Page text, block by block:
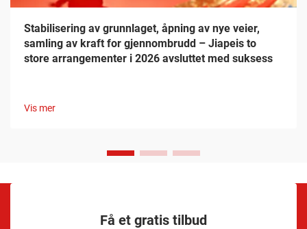
Stabilisering av grunnlaget, åpning av nye veier,
samling av kraft for gjennombrudd – Jiapeis to
store arrangementer i 2026 avsluttet med suksess
Vis mer
Få et gratis tilbud